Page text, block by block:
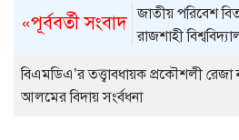
«পূর্ববর্তী সংবাদ জাতীয় পরিবেশ
রাজশাহী
বিএমডিএ’র তত্ত্বাবধায়ক প্রকৌশলী রেজা
আলমের বিদায় সংর্বধনা